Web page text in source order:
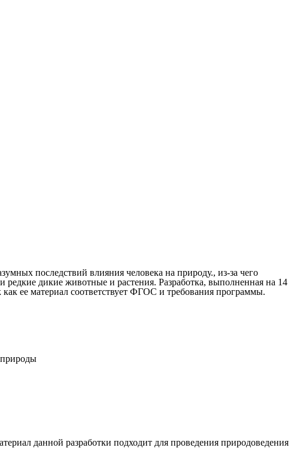
последствий влияния человека на природу., из-за чего
редкие дикие животные и растения. Разработка, выполненная на 14
ее материал соответствует ФГОС и требования программы.
данной разработки подходит для проведения природоведения